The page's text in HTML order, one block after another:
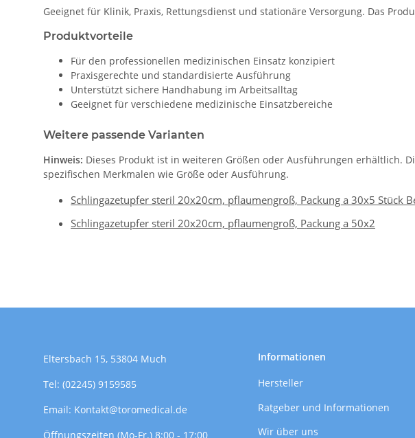
Geeignet für Klinik, Praxis, Rettungsdienst und stationäre Versorgung. Das
Produktvorteile
Für den professionellen medizinischen Einsatz konzipiert
Praxisgerechte und standardisierte Ausführung
Unterstützt sichere Handhabung im Arbeitsalltag
Geeignet für verschiedene medizinische Einsatzbereiche
Weitere passende Varianten
Hinweis: Dieses Produkt ist in weiteren Größen oder Ausführungen erhältlich.
spezifischen Merkmalen wie Größe oder Ausführung.
Schlingazetupfer steril 20x20cm, pflaumengroß, Packung a 30x5 Stück
Schlingazetupfer steril 20x20cm, pflaumengroß, Packung a 50x2
Eltersbach 15, 53804 Much
Tel: (02245) 9159585
Email: Kontakt@toromedical.de
Öffnungszeiten (Mo-Fr.) 8:00 - 17:00
Informationen
Hersteller
Ratgeber und Informationen
Wir über uns